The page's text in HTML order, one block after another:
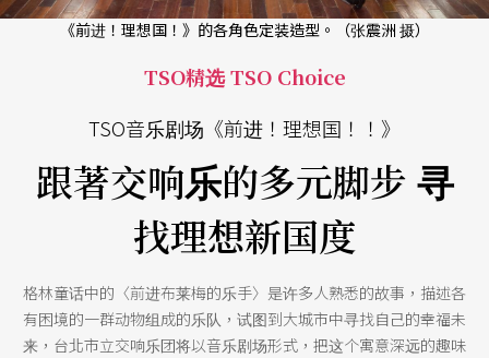
《前进！理想国！》的各角色定装造型。（张震洲 摄）
TSO精选 TSO Choice
TSO音乐剧场《前进！理想国！！》
跟著交响乐的多元脚步 寻
找理想新国度
格林童话中的〈前进布莱梅的乐手〉是许多人熟悉的故事，描述各
有困境的一群动物组成的乐队，试图到大城市中寻找自己的幸福未
来，台北市立交响乐团将以音乐剧场形式，把这个寓意深远的趣味